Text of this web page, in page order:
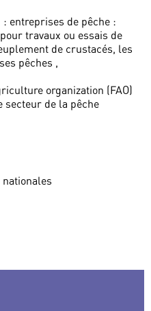
: entreprises de pêche :
travaux ou essais de
de crustacés, les
pêches ,
organization (FAO)
secteur de la pêche